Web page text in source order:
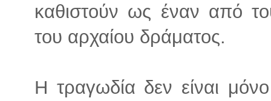
καθιστούν ως έναν από
του αρχαίου δράματος.
Η τραγωδία δεν είναι